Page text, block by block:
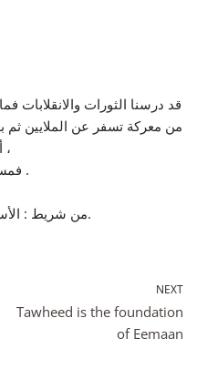
قد درسنا الثورات والانقلابات
من معركة تسفر عن الملايين ثم
أو شيوعي بدل الشيوعي أو غير ذلك ،
فمسألة الثورات والانقلابات نحن نحاربها .
من شريط : الأسئلة السياسية ﻹمام الدعوة السلفية.
NEXT
Tawheed is the foundation
of Eemaan